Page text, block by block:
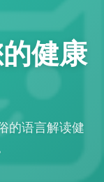
健康
的语言解读健